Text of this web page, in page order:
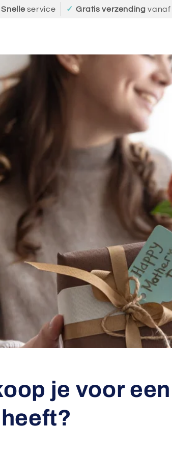
Snelle service ✓ Gratis verzending vanaf
je voor